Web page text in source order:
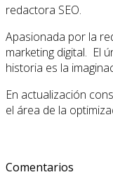
redactora SEO.
Apasionada por la
marketing digital. El
historia es la
En actualización
el área de la
Comentarios